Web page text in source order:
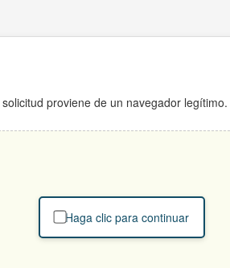
proviene de un navegador legítimo.
Haga clic para continuar